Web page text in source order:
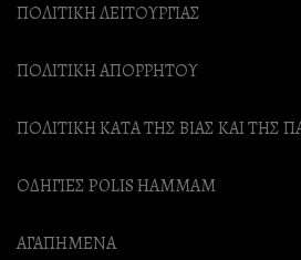
ΠΟΛΙΤΙΚΗ ΛΕΙΤΟΥΡΓΙΑΣ
ΠΟΛΙΤΙΚΗ ΑΠΟΡΡΗΤΟΥ
ΠΟΛΙΤΙΚΗ ΚΑΤΑ ΤΗΣ ΒΙΑΣ ΚΑΙ ΤΗΣ
ΟΔΗΓΙΕΣ POLIS HAMMAM
ΑΓΑΠΗΜΕΝΑ